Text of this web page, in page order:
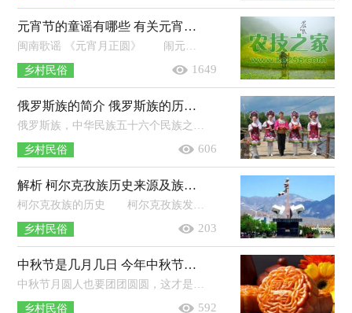
元宵节的童谣有哪些 有关元宵节的童谣推荐
乡村民俗 1649
俄罗斯族的简介 俄罗斯族的历史起源，节日习俗
乡村民俗 606
解析 柯尔克孜族历史来源及族名起源
乡村民俗 203
中秋节是几月几日 今年中秋节是哪天
乡村民俗 592